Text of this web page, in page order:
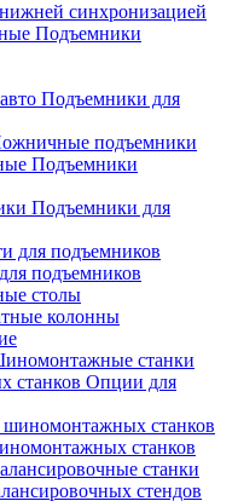
синхронизацией
Подъемники
Подъемники для
подъемники
Подъемники
Подъемники для
подъемников
столы
колонны
станки
Опции для
станков
станки